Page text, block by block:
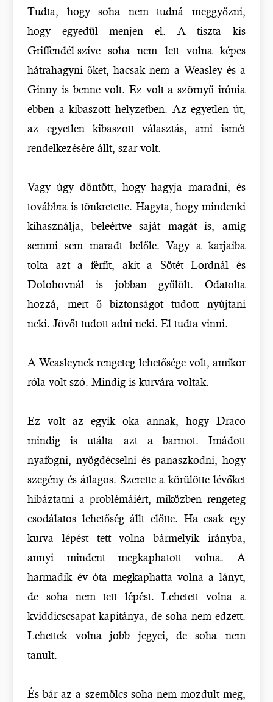
Tudta, hogy soha nem tudná meggyőzni,
hogy egyedül menjen el. A tiszta kis
Griffendél-szíve soha nem lett volna képes
hátrahagyni őket, hacsak nem a Weasley és a
Ginny is benne volt. Ez volt a szörnyű irónia
ebben a kibaszott helyzetben. Az egyetlen út,
az egyetlen kibaszott választás, ami ismét
rendelkezésére állt, szar volt.
Vagy úgy döntött, hogy hagyja maradni, és
továbbra is tönkretette. Hagyta, hogy mindenki
kihasználja, beleértve saját magát is, amíg
semmi sem maradt belőle. Vagy a karjaiba
tolta azt a férfit, akit a Sötét Lordnál és
Dolohovnál is jobban gyűlölt. Odatolta
hozzá, mert ő biztonságot tudott nyújtani
neki. Jövőt tudott adni neki. El tudta vinni.
A Weasleynek rengeteg lehetősége volt, amikor
róla volt szó. Mindig is kurvára voltak.
Ez volt az egyik oka annak, hogy Draco
mindig is utálta azt a barmot. Imádott
nyafogni, nyögdécselni és panaszkodni, hogy
szegény és átlagos. Szerette a körülötte lévőket
hibáztatni a problémáiért, miközben rengeteg
csodálatos lehetőség állt előtte. Ha csak egy
kurva lépést tett volna bármelyik irányba,
annyi mindent megkaphatott volna. A
harmadik év óta megkaphatta volna a lányt,
de soha nem tett lépést. Lehetett volna a
kviddicscsapat kapitánya, de soha nem edzett.
Lehettek volna jobb jegyei, de soha nem
tanult.
És bár az a szemölcs soha nem mozdult meg,